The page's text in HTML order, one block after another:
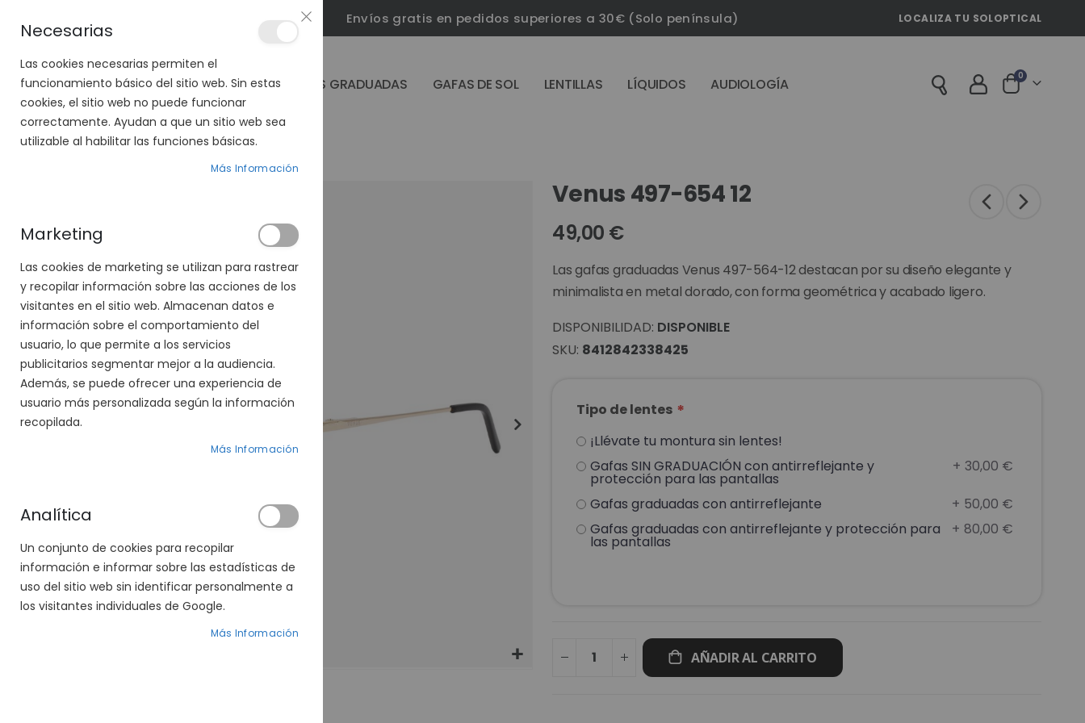
Envíos gratis en pedidos superiores a 30€ (Solo península) LOCALIZA TU SOLOPTICAL
GAFAS GRADUADAS GAFAS DE SOL LENTILLAS LÍQUIDOS AUDIOLOGÍA Cart
0artículos
final
la
galería
de
imágenes
Venus 497-654 12
49,00 €
Las gafas graduadas Venus 497-564-12 destacan por su diseño elegante y
minimalista en metal dorado, con forma geométrica y acabado ligero.
DISPONIBILIDAD: DISPONIBLE
SKU 8412842338425
Tipo de lentes
¡Llévate tu montura sin lentes!
Gafas SIN GRADUACIÓN con antirreflejante y
protección para las pantallas
+ 30,00 €
Gafas graduadas con antirreflejante + 50,00 €
Gafas graduadas con antirreflejante y protección para
las pantallas
+ 80,00 €
AÑADIR AL CARRITO
Necesarias
Las cookies necesarias permiten el
funcionamiento básico del sitio web. Sin estas
cookies, el sitio web no puede funcionar
correctamente. Ayudan a que un sitio web sea
utilizable al habilitar las funciones básicas.
Más Información
Marketing
Las cookies de marketing se utilizan para rastrear
y recopilar información sobre las acciones de los
visitantes en el sitio web. Almacenan datos e
información sobre el comportamiento del
usuario, lo que permite a los servicios
publicitarios segmentar mejor a la audiencia.
Además, se puede ofrecer una experiencia de
usuario más personalizada según la información
recopilada.
Más Información
Analítica
Un conjunto de cookies para recopilar
información e informar sobre las estadísticas de
uso del sitio web sin identificar personalmente a
los visitantes individuales de Google.
Más Información